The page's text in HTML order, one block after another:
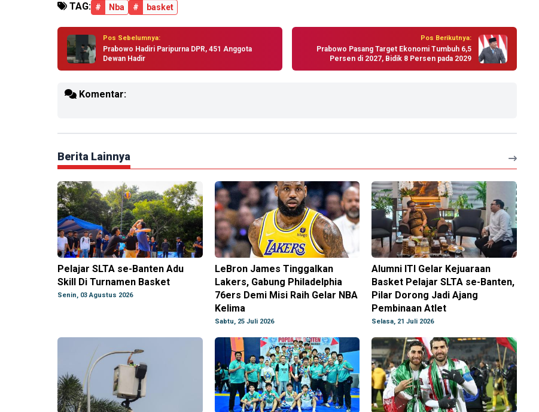
TAG: # Nba # basket
Pos Sebelumnya:
Prabowo Hadiri Paripurna DPR, 451 Anggota
Dewan Hadir
Pos Berikutnya:
Prabowo Pasang Target Ekonomi Tumbuh 6,5
Persen di 2027, Bidik 8 Persen pada 2029
Komentar:
Berita Lainnya
Pelajar SLTA se-Banten Adu
Skill Di Turnamen Basket
Senin, 03 Agustus 2026
LeBron James Tinggalkan
Lakers, Gabung Philadelphia
76ers Demi Misi Raih Gelar NBA
Kelima
Sabtu, 25 Juli 2026
Alumni ITI Gelar Kejuaraan
Basket Pelajar SLTA se-Banten,
Pilar Dorong Jadi Ajang
Pembinaan Atlet
Selasa, 21 Juli 2026